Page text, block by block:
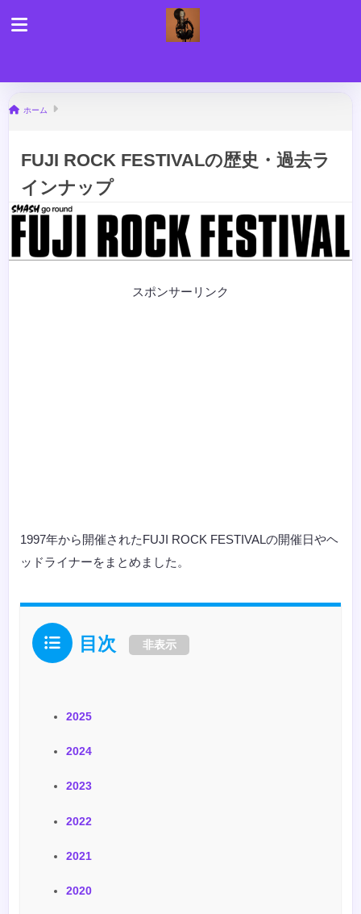
ホーム
FUJI ROCK FESTIVALの歴史・過去ラ
インナップ
スポンサーリンク
1997年から開催されたFUJI ROCK FESTIVALの開催日やヘ
ッドライナーをまとめました。
目次 非表示
2025
2024
2023
2022
2021
2020